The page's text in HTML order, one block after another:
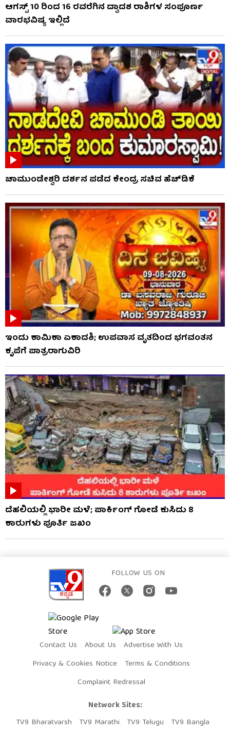
ಆಗಸ್ಟ್ 10 ರಿಂದ 16 ರವರೆಗಿನ ದ್ವಾದಶ ರಾಶಿಗಳ ಸಂಪೂರ್ಣ
ವಾರಭವಿಷ್ಯ ಇಲ್ಲಿದೆ
ಚಾಮುಂಡೇಶ್ವರಿ ದರ್ಶನ ಪಡೆದ ಕೇಂದ್ರ ಸಚಿವ ಹೆಚ್​​ಡಿಕೆ
ಇಂದು ಕಾಮಿಕಾ ಏಕಾದಶಿ; ಉಪವಾಸ ವೃತದಿಂದ ಭಗವಂತನ
ಕೃಪೆಗೆ ಪಾತ್ರರಾಗುವಿರಿ
ದೆಹಲಿಯಲ್ಲಿ ಭಾರೀ ಮಳೆ; ಪಾರ್ಕಿಂಗ್ ಗೋಡೆ ಕುಸಿದು 8
ಕಾರುಗಳು ಪೂರ್ತಿ ಜಖಂ
FOLLOW US ON
Contact Us About Us
Advertise With Us
Privacy & Cookies Notice
Terms & Conditions
Complaint Redressal
Network Sites:
TV9 Bharatvarsh
TV9 Marathi TV9 Telugu TV9 Bangla